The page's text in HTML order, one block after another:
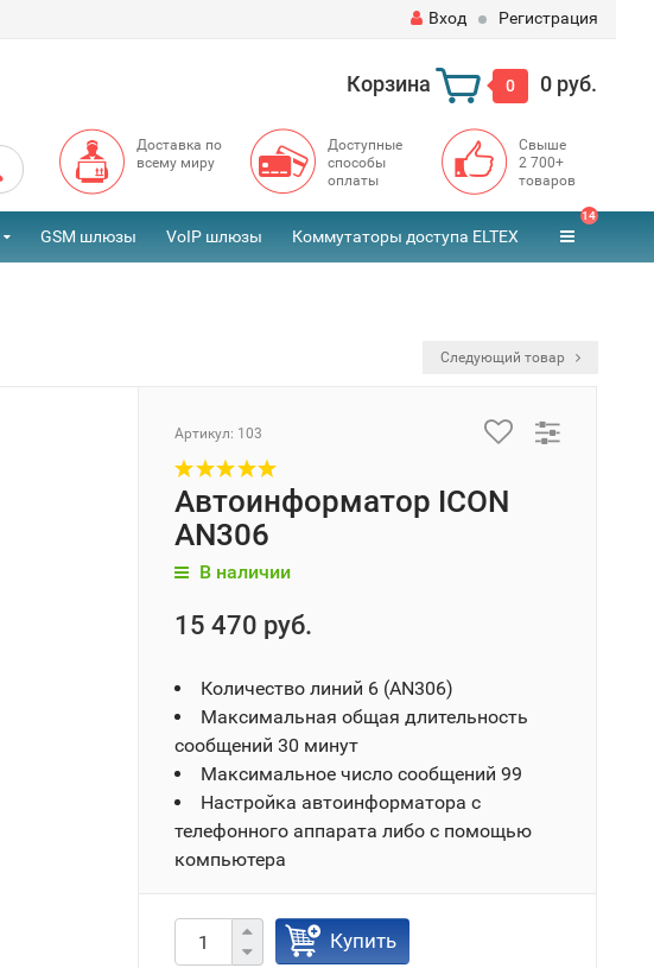
Вход Регистрация
Корзина 0 0 руб.
Доставка по
всему миру
Доступные
способы
оплаты
Свыше
2 700+
товаров
GSM шлюзы VoIP шлюзы Коммутаторы доступа ELTEX
14
Следующий товар
Артикул: 103
Автоинформатор ICON
AN306
В наличии
15 470 руб.
Количество линий 6 (AN306)
Максимальная общая длительность
сообщений 30 минут
Максимальное число сообщений 99
Настройка автоинформатора с
телефонного аппарата либо с помощью
компьютера
Купить